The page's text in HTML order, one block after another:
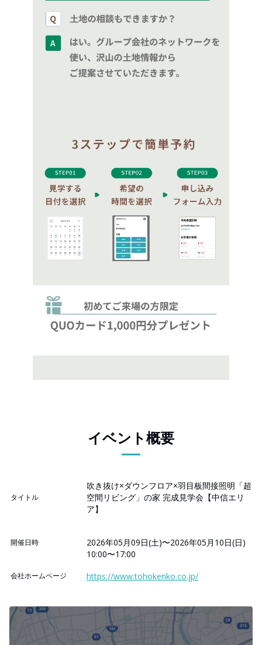
イベント概要
タイトル
吹き抜け×ダウンフロア×羽目板間接照明「超
空間リビング」の家 完成見学会【中信エリ
ア】
開催日時
2026年05月09日(土)〜2026年05月10日(日)
10:00〜17:00
会社ホームページ https://www.tohokenko.co.jp/